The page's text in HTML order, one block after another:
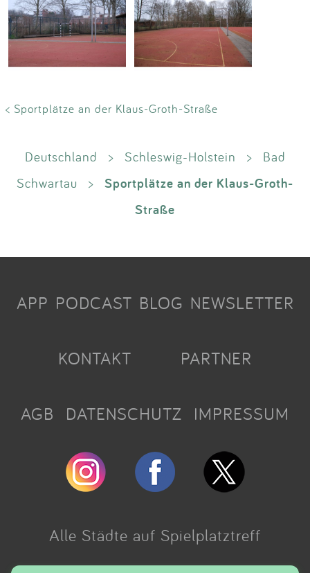
< Sportplätze an der Klaus-Groth-Straße
Deutschland > Schleswig-Holstein >
Bad
Schwartau
>
Sportplätze an der Klaus-Groth-
Straße
APP PODCAST BLOG NEWSLETTER
KONTAKT PARTNER
AGB DATENSCHUTZ IMPRESSUM
Alle Städte auf Spielplatztreff